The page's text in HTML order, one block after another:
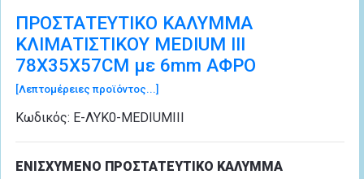
ΠΡΟΣΤΑΤΕΥΤΙΚΟ ΚΑΛΥΜΜΑ
ΚΛΙΜΑΤΙΣΤΙΚΟΥ MEDIUM III
78Χ35Χ57CM με 6mm ΑΦΡΟ
[Λεπτομέρειες προϊόντος...]
Κωδικός: Ε-ΛΥΚ0-MEDIUMIII
ΕΝΙΣΧΥΜΕΝΟ ΠΡΟΣΤΑΤΕΥΤΙΚΟ ΚΑΛΥΜΜΑ